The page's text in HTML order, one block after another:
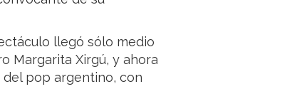
llegó sólo medio
Margarita Xirgú, y ahora
pop argentino, con